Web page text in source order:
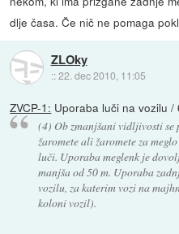
dlje časa. Če nič ne pomaga
ZLOky
::22. dec 2010, 11:05
ZVCP-1: Uporaba luči na vozilu
(4) Ob zmanjšani vidljivosti se
žaromete ali žaromete za
luči. Uporaba meglenk je
manjša od 50 m. Uporaba
vozilu, za katerim vozi na
koloni vozil).